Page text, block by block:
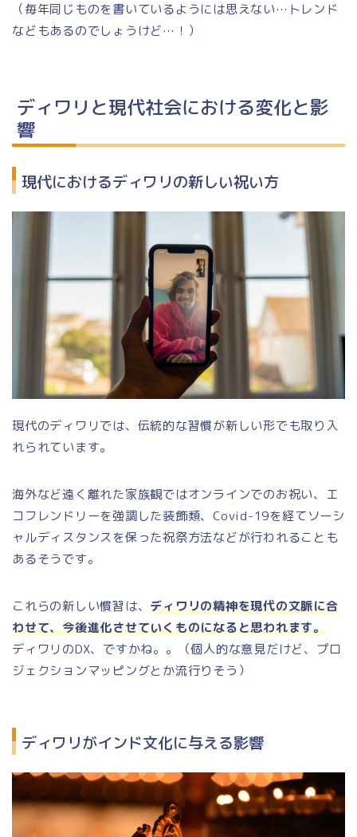
（毎年同じものを書いているようには思えない…トレンド
などもあるのでしょうけど…！）
ディワリと現代社会における変化と影
響
現代におけるディワリの新しい祝い方
現代のディワリでは、伝統的な習慣が新しい形でも取り入
れられています。
海外など遠く離れた家族観ではオンラインでのお祝い、エ
コフレンドリーを強調した装飾類、Covid-19を経てソーシ
ャルディスタンスを保った祝祭方法などが行われることも
あるそうです。
これらの新しい慣習は、ディワリの精神を現代の文脈に合
わせて、今後進化させていくものになると思われます。
ディワリのDX、ですかね。。（個人的な意見だけど、プロ
ジェクションマッピングとか流行りそう）
ディワリがインド文化に与える影響